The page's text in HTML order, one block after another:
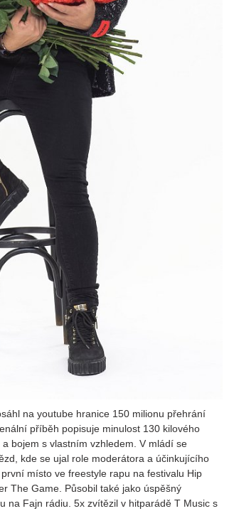
na youtube hranice 150 milionu přehrání
příběh popisuje minulost 130 kilového
bojem s vlastním vzhledem. V mládí se
kde se ujal role moderátora a účinkujícího
místo ve freestyle rapu na festivalu Hip
The Game. Působil také jako úspěšný
na Fajn rádiu. 5x zvítězil v hitparádě T Music s